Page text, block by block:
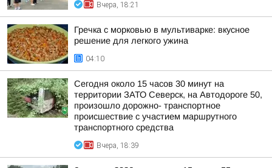
Вчера, 18:21
Гречка с морковью в мультиварке: вкусное
решение для легкого ужина
04:10
Сегодня около 15 часов 30 минут на
территории ЗАТО Северск, на Автодороге 50,
произошло дорожно- транспортное
происшествие с участием маршрутного
транспортного средства
Вчера, 18:39